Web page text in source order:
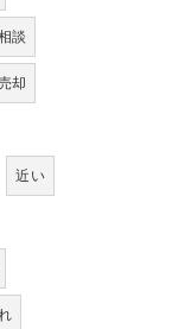
談
却
近い